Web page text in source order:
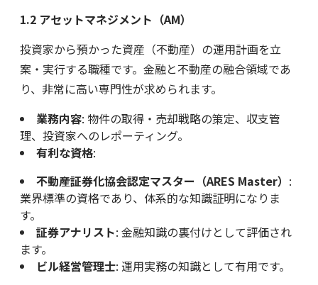
1.2 アセットマネジメント（AM）
投資家から預かった資産（不動産）の運用計画を立
案・実行する職種です。金融と不動産の融合領域であ
り、非常に高い専門性が求められます。
業務内容: 物件の取得・売却戦略の策定、収支管
理、投資家へのレポーティング。
有利な資格:
不動産証券化協会認定マスター（ARES Master） :
業界標準の資格であり、体系的な知識証明になりま
す。
証券アナリスト: 金融知識の裏付けとして評価され
ます。
ビル経営管理士: 運用実務の知識として有用です。